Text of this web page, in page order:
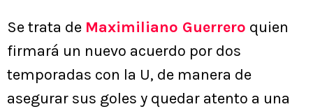
Se trata de Maximiliano Guerrero quien
firmará un nuevo acuerdo por dos
temporadas con la U, de manera de
asegurar sus goles y quedar atento a una